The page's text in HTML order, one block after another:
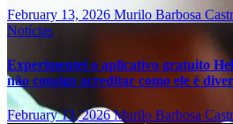
February 13, 2026 Murilo Barbosa
Notícias
Experimentei o aplicativo gratuito
não consigo acreditar como ele é
February 13, 2026Murilo Barbosa